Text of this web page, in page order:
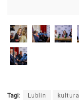
Tagi: Lublin kultura